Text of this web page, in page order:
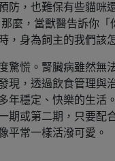
防，也難保有些貓咪
麼，當獸醫告訴你「
，身為飼主的我們該
驚慌。腎臟病雖然無
現，透過飲食管理與
年穩定、快樂的生活
期或第二期，只要配
平常一樣活潑可愛。